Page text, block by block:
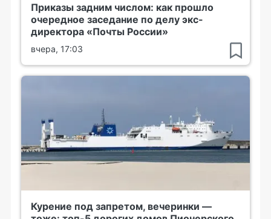
Приказы задним числом: как прошло
очередное заседание по делу экс-
директора «Почты России»
вчера, 17:03
Курение под запретом, вечеринки —